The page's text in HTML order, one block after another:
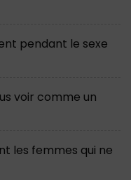
pendant le sexe
voir comme un
les femmes qui ne